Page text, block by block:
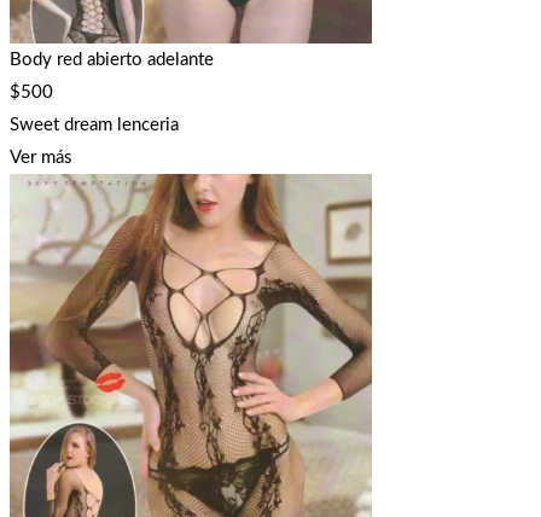
Body red abierto adelante
$500
Sweet dream lenceria
Ver más